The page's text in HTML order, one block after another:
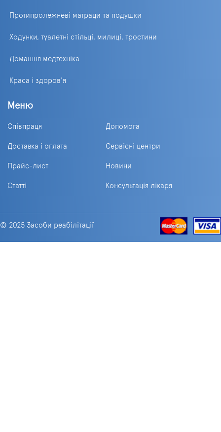
Протипролежневі матраци та подушки
Ходунки, туалетні стільці, милиці, тростини
Домашня медтехніка
Краса і здоров'я
Меню
Співпраця Допомога
Доставка і оплата Сервісні центри
Прайс-лист Новини
Статті Консультація лікаря
© 2025 Засоби реабілітації